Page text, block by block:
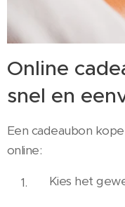
Online
snel en
Een cadeaubon
online:
Kies het